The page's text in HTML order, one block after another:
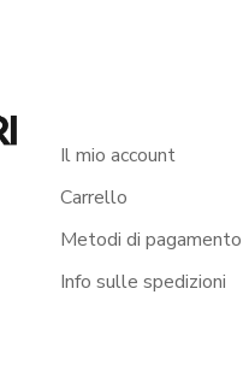
Il mio account
Carrello
Metodi di pagamento
Info sulle spedizioni